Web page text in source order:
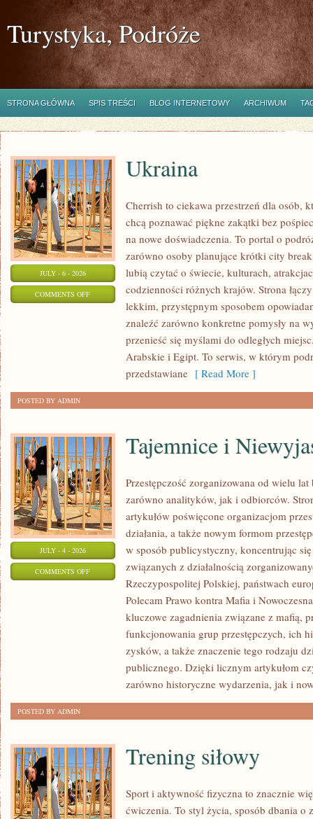
Turystyka, Podróże
STRONA GŁÓWNA SPIS TREŚCI BLOG INTERNETOWY ARCHIWUM
JULY - 6 - 2026
COMMENTS OFFON
Ukraina
Cherrish to ciekawa przestrzeń dla osób,
chcą poznawać piękne zakątki bez
na nowe doświadczenia. To portal o
zarówno osoby planujące krótki city
lubią czytać o świecie, kulturach,
codzienności różnych krajów. Strona
lekkim, przystępnym sposobem
znaleźć zarówno konkretne pomysły na
przenieść się myślami do odległych
Arabskie i Egipt. To serwis, w którym
przedstawiane [ Read More ]
POSTED BY ADMIN
JULY - 4 - 2026
COMMENTS OFFON
TAJEMNICE
NIEWYJAŚNIONE
Tajemnice i
Przestępczość zorganizowana od wielu
zarówno analityków, jak i odbiorców.
artykułów poświęcone organizacjom
działania, a także nowym formom
w sposób publicystyczny, koncentrując
związanych z działalnością
Rzeczypospolitej Polskiej, państwach
Polecam Prawo kontra Mafia i
kluczowe zagadnienia związane z mafią,
funkcjonowania grup przestępczych, ich
zysków, a także znaczenie tego rodzaju
publicznego. Dzięki licznym artykułom
zarówno historyczne wydarzenia, jak i
POSTED BY ADMIN
Trening siłowy
Sport i aktywność fizyczna to znacznie
ćwiczenia. To styl życia, sposób dbania o